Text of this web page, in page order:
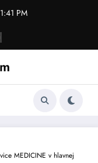
PM
MEDICINE v hlavnej